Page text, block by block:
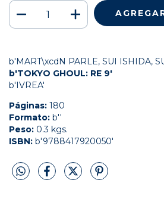
b'MART\xcdN PARLE, SUI ISHIDA,
b'TOKYO GHOUL: RE 9'
b'IVREA'
Páginas: 180
Formato: b''
Peso: 0.3 kgs.
ISBN: b'9788417920050'